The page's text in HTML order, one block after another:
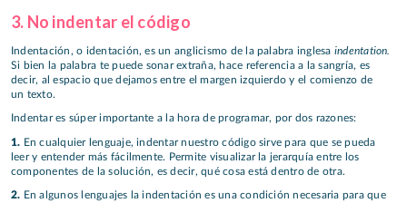
3. No indentar el código
Indentación, o identación, es un anglicismo de la palabra inglesa indentation.
Si bien la palabra te puede sonar extraña, hace referencia a la sangría, es
decir, al espacio que dejamos entre el margen izquierdo y el comienzo de
un texto.
Indentar es súper importante a la hora de programar, por dos razones:
1. En cualquier lenguaje, indentar nuestro código sirve para que se pueda
leer y entender más fácilmente. Permite visualizar la jerarquía entre los
componentes de la solución, es decir, qué cosa está dentro de otra.
2. En algunos lenguajes la indentación es una condición necesaria para que